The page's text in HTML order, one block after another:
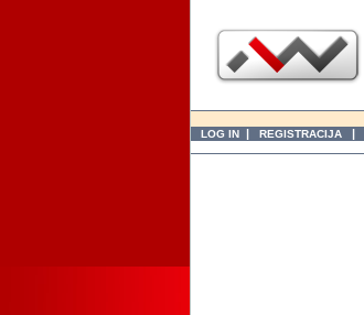
LOG IN | REGISTRACIJA |